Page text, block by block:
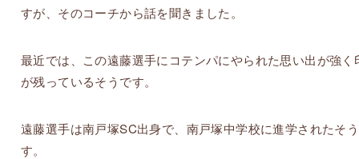
すが、そのコーチから話を聞きました。
最近では、この遠藤選手にコテンパにやられた思い出が強く
が残っているそうです。
遠藤選手は南戸塚SC出身で、南戸塚中学校に進学されたそ
す。